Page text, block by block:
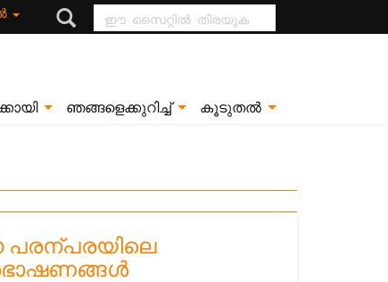
ഈ സൈറ്റിൽ
തിരയുക
ഞങ്ങളെക്കുറിച്ച് കൂടുതൽ